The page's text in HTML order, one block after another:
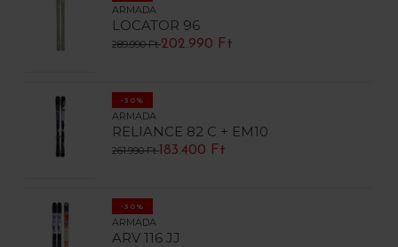
ARMADA
LOCATOR 96
289.990 Ft202.990 Ft
-30%
ARMADA
RELIANCE 82 C + EM10
261.990 Ft 183.400 Ft
-30%
ARMADA
ARV 116 JJ